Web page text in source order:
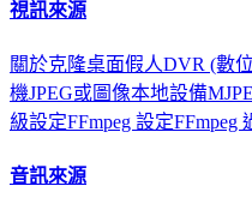
視訊來源
關於克隆桌面假人DVR (數
機JPEG或圖像本地設備
級設定FFmpeg 設定FFmpeg
音訊來源